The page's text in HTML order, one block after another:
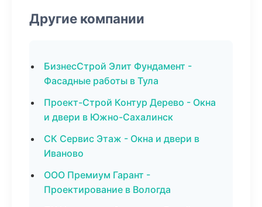
Другие компании
БизнесСтрой Элит Фундамент -
Фасадные работы в Тула
Проект-Строй Контур Дерево - Окна
и двери в Южно-Сахалинск
СК Сервис Этаж - Окна и двери в
Иваново
ООО Премиум Гарант -
Проектирование в Вологда